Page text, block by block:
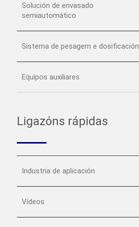
Solución de envasado
semiautomático
Sistema de pesagem e dosificación
Equipos auxiliares
Ligazóns rápidas
Industria de aplicación
Vídeos